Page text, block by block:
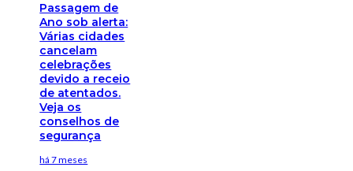
Passagem de
Ano sob alerta:
Várias cidades
cancelam
celebrações
devido a receio
de atentados.
Veja os
conselhos de
segurança
há 7 meses